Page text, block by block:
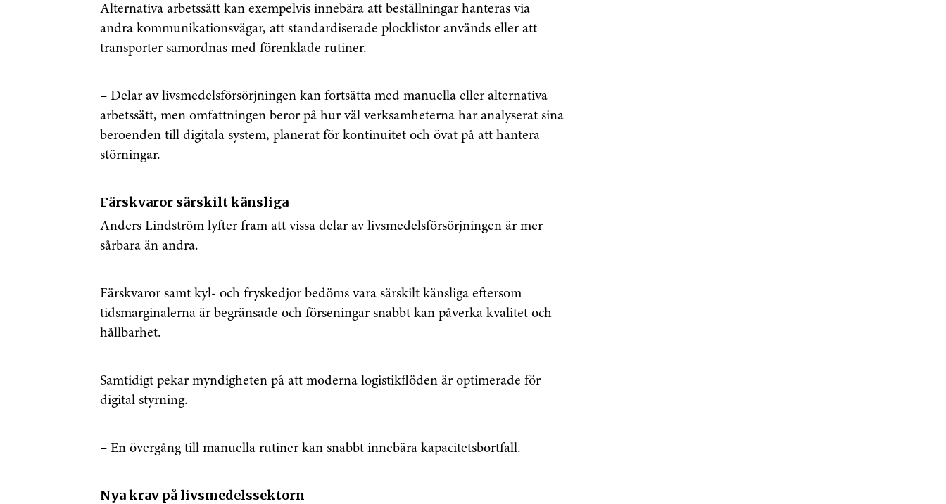
Alternativa arbetssätt kan exempelvis innebära att beställningar hanteras via
andra kommunikationsvägar, att standardiserade plocklistor används eller att
transporter samordnas med förenklade rutiner.
– Delar av livsmedelsförsörjningen kan fortsätta med manuella eller alternativa
arbetssätt, men omfattningen beror på hur väl verksamheterna har analyserat sina
beroenden till digitala system, planerat för kontinuitet och övat på att hantera
störningar.
Färskvaror särskilt känsliga
Anders Lindström lyfter fram att vissa delar av livsmedelsförsörjningen är mer
sårbara än andra.
Färskvaror samt kyl- och fryskedjor bedöms vara särskilt känsliga eftersom
tidsmarginalerna är begränsade och förseningar snabbt kan påverka kvalitet och
hållbarhet.
Samtidigt pekar myndigheten på att moderna logistikflöden är optimerade för
digital styrning.
– En övergång till manuella rutiner kan snabbt innebära kapacitetsbortfall.
Nya krav på livsmedelssektorn
Få den senaste
säkerhetsinformationen
först